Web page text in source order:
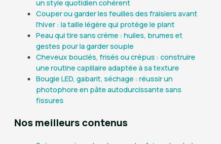
un style quotidien cohérent
Couper ou garder les feuilles des fraisiers avant
l’hiver : la taille légère qui protège le plant
Peau qui tire sans crème : huiles, brumes et
gestes pour la garder souple
Cheveux bouclés, frisés ou crépus : construire
une routine capillaire adaptée à sa texture
Bougie LED, gabarit, séchage : réussir un
photophore en pâte autodurcissante sans
fissures
Nos meilleurs contenus